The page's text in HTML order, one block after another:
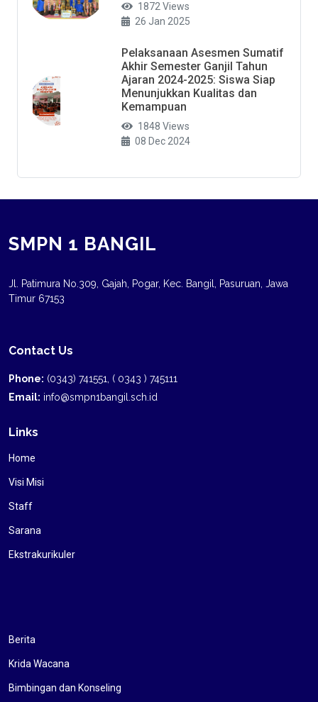
1872 Views
26 Jan 2025
Pelaksanaan Asesmen Sumatif
Akhir Semester Ganjil Tahun
Ajaran 2024-2025: Siswa Siap
Menunjukkan Kualitas dan
Kemampuan
1848 Views
08 Dec 2024
SMPN 1 BANGIL
Jl. Patimura No.309, Gajah, Pogar, Kec. Bangil, Pasuruan, Jawa
Timur 67153
Contact Us
Phone: (0343) 741551, ( 0343 ) 745111
Email: info@smpn1bangil.sch.id
Links
Home
Visi Misi
Staff
Sarana
Ekstrakurikuler
Berita
Krida Wacana
Bimbingan dan Konseling